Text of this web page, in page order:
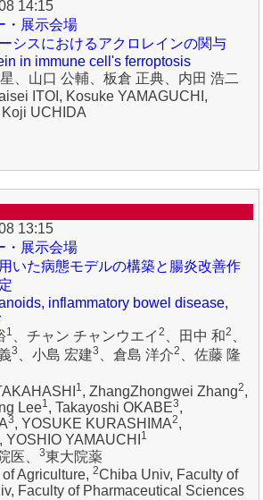
14:15
・展示会場
シスにおけるアクロレインの関与
in immune cell's ferroptosis
、山口 公輔、板倉 正典、内田 浩二
ITOI, Kosuke YAMAGUCHI,
UCHIDA
13:15
・展示会場
いた病態モデルの構築と腸炎改善作
inflammatory bowel disease,
1 、チャン チャンウエイ 2 、田中 和2 、
3 、小島 宏建3 、倉島 洋介2 、佐藤 隆
1, ZhangZhongwei Zhang2,
Lee1, Takayoshi OKABE3,
3, YOSUKE KURASHIMA2,
, YOSHIO YAMAUCHI 1
医、 3東大院薬
Agriculture, 2Chiba Univ, Faculty of
Faculty of Pharmaceutical Sciences